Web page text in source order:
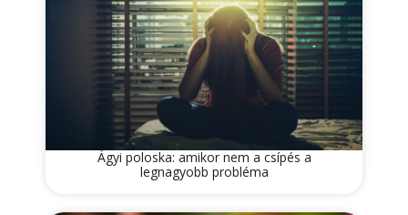
Ágyi poloska: amikor nem a csípés a
legnagyobb probléma